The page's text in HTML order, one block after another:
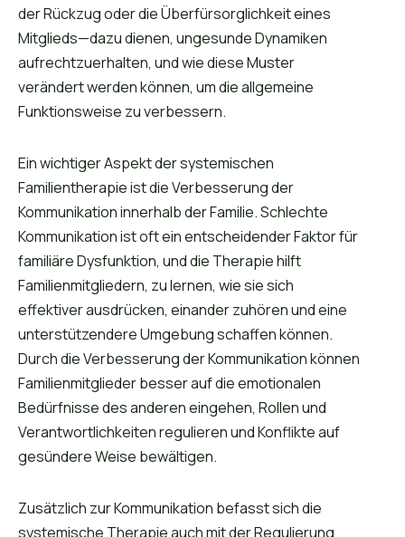
der Rückzug oder die Überfürsorglichkeit eines
Mitglieds—dazu dienen, ungesunde Dynamiken
aufrechtzuerhalten, und wie diese Muster
verändert werden können, um die allgemeine
Funktionsweise zu verbessern.
Ein wichtiger Aspekt der systemischen
Familientherapie ist die Verbesserung der
Kommunikation innerhalb der Familie. Schlechte
Kommunikation ist oft ein entscheidender Faktor für
familiäre Dysfunktion, und die Therapie hilft
Familienmitgliedern, zu lernen, wie sie sich
effektiver ausdrücken, einander zuhören und eine
unterstützendere Umgebung schaffen können.
Durch die Verbesserung der Kommunikation können
Familienmitglieder besser auf die emotionalen
Bedürfnisse des anderen eingehen, Rollen und
Verantwortlichkeiten regulieren und Konflikte auf
gesündere Weise bewältigen.
Zusätzlich zur Kommunikation befasst sich die
systemische Therapie auch mit der Regulierung